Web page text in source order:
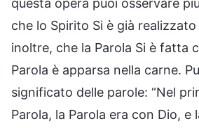
che lo Spirito Si è già
inoltre, che la Parola Si è fatta
Parola è apparsa nella carne.
significato delle parole: “Nel
Parola, la Parola era con Dio, e